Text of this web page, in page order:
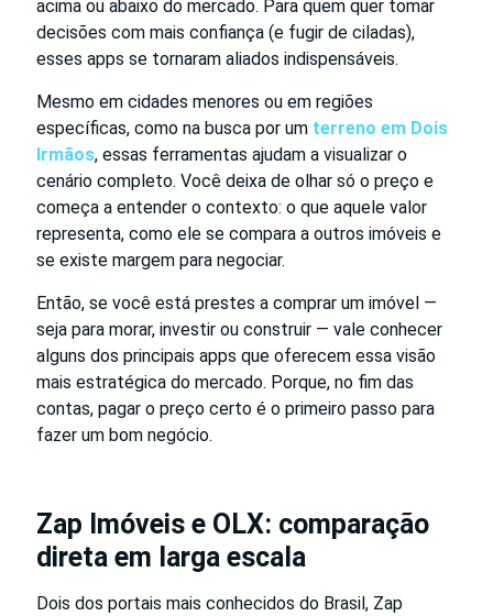
acima ou abaixo do mercado. Para quem quer tomar
decisões com mais confiança (e fugir de ciladas),
esses apps se tornaram aliados indispensáveis.
Mesmo em cidades menores ou em regiões
específicas, como na busca por um terreno em Dois
Irmãos, essas ferramentas ajudam a visualizar o
cenário completo. Você deixa de olhar só o preço e
começa a entender o contexto: o que aquele valor
representa, como ele se compara a outros imóveis e
se existe margem para negociar.
Então, se você está prestes a comprar um imóvel —
seja para morar, investir ou construir — vale conhecer
alguns dos principais apps que oferecem essa visão
mais estratégica do mercado. Porque, no fim das
contas, pagar o preço certo é o primeiro passo para
fazer um bom negócio.
Zap Imóveis e OLX: comparação
direta em larga escala
Dois dos portais mais conhecidos do Brasil, Zap